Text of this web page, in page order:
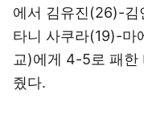
에서 김유진(26)-김
타니 사쿠라(19)-마
교)에게 4-5로 패한
줬다.